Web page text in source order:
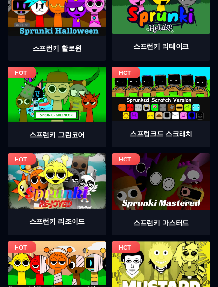
스프런키 할로윈 스프런키 리테이크
스프런키 그린코어 스프렁크드 스크래치
스프런키 리조이드 스프런키 마스터드